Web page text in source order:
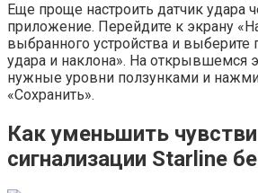
Еще проще настроить датчик удара
приложение. Перейдите к экрану
выбранного устройства и выберите
удара и наклона». На открывшемся
нужные уровни ползунками и
«Сохранить».
Как уменьшить
сигнализации Starline